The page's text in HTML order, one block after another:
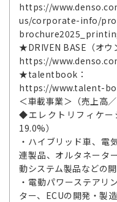
https://
us/corporate-info/
★DRIVEN BASE（オウ
https://
★talentbook：
https://www.talent-
＜車載事業＞（売上高／
◆エレクトリフィケー
19.0%）
・ハイブリッド車、電
連製品、オルタネータ
動システム製品などの
・電動パワーステアリ
ター、ECUの開発・製造